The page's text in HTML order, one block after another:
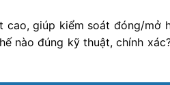
giúp kiểm soát đóng/mở
nào đúng kỹ thuật, chính